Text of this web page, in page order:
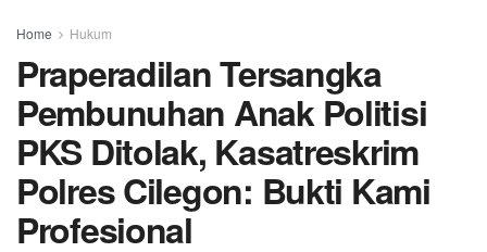
Home Hukum
Praperadilan Tersangka
Pembunuhan Anak Politisi
PKS Ditolak, Kasatreskrim
Polres Cilegon: Bukti Kami
Profesional